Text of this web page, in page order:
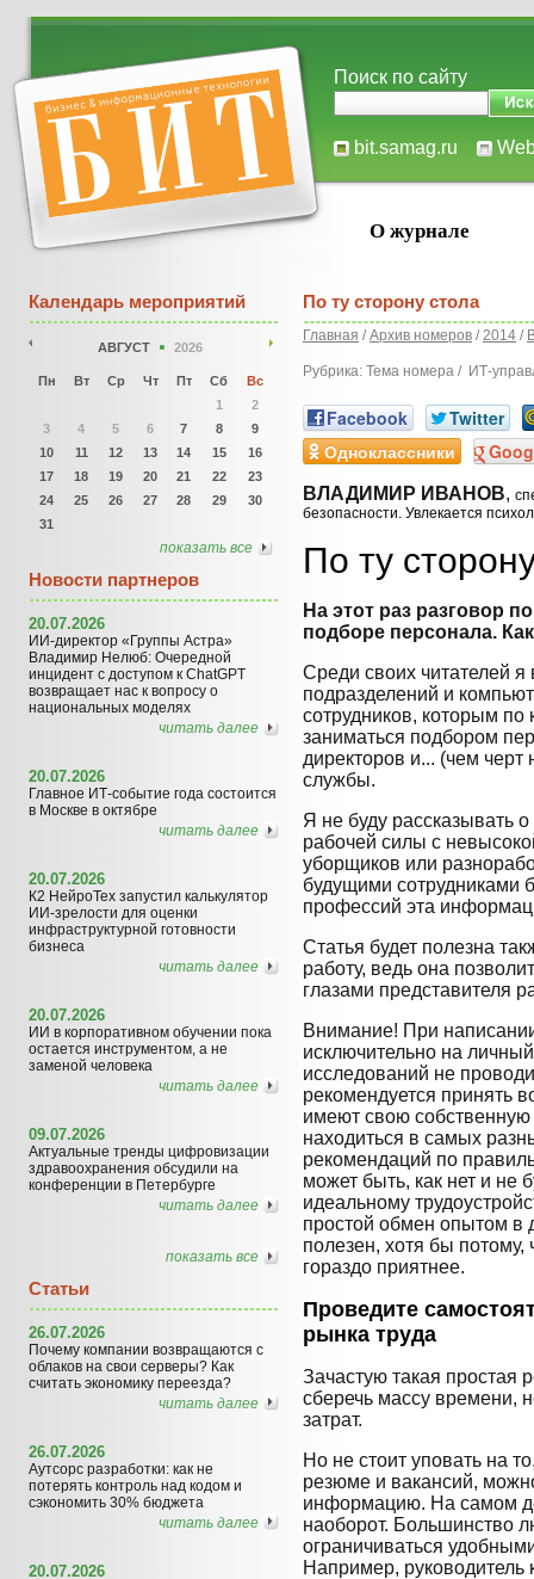
Поиск по сайту
bit.samag.ru
О журнале
Календарь мероприятий
АВГУСТ 2026
Пн Вт Ср Чт Пт Сб
Вс
1
2
3
4 5 6 7 8
9
10
11 12 13 14 15
16
17
18 19 20 21 22
23
24
25 26 27 28 29
30
31
показать все
Новости партнеров
20.07.2026
ИИ-директор «Группы Астра»
Владимир Нелюб: Очередной
инцидент с доступом к ChatGPT
возвращает нас к вопросу о
национальных моделях
читать далее
20.07.2026
Главное ИТ-событие года состоится
в Москве в октябре
читать далее
20.07.2026
К2 НейроТех запустил калькулятор
ИИ-зрелости для оценки
инфраструктурной готовности
бизнеса
читать далее
20.07.2026
ИИ в корпоративном обучении пока
остается инструментом, а не
заменой человека
читать далее
09.07.2026
Актуальные тренды цифровизации
здравоохранения обсудили на
конференции в Петербурге
читать далее
показать все
Статьи
26.07.2026
Почему компании возвращаются с
облаков на свои серверы? Как
считать экономику переезда?
читать далее
26.07.2026
Аутсорс разработки: как не
потерять контроль над кодом и
сэкономить 30% бюджета
читать далее
20.07.2026
По ту сторону стола
Главная /Архив номеров /2014 /
Рубрика: Тема номера / ИТ-
Facebook
Twitter
Одноклассники
ВЛАДИМИР ИВАНОВ,
безопасности. Увлекается
По ту
На этот раз разговор
подборе персонала.
Среди своих читателей
подразделений и
сотрудников, которым по
заниматься подбором
директоров и... (чем черт
службы.
Я не буду рассказывать
рабочей силы с
уборщиков или
будущими сотрудниками
профессий эта
Статья будет полезна
работу, ведь она
глазами представителя
Внимание! При
исключительно на
исследований не
рекомендуется принять
имеют свою собственную
находиться в самых
рекомендаций по
может быть, как нет и не
идеальному
простой обмен опытом в
полезен, хотя бы потому,
гораздо приятнее.
Проведите
рынка труда
Зачастую такая простая
сберечь массу времени,
затрат.
Но не стоит уповать на
резюме и вакансий,
информацию. На самом
наоборот. Большинство
ограничиваться
Например, руководитель